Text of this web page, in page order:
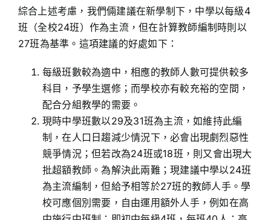
綜合上述考慮，我們倆建議在新學制下，中學以每級4
班（全校24班）作為主流，但在計算教師編制時則以
27班為基準。這項建議的好處如下：
每級班數較為適中，相應的教師人數可提供較多
科目，予學生選修；而學校亦有較充裕的空間，
配合分組教學的需要。
現時中學班數以29及31班為主流，如維持此編
制，在人口日趨減少情況下，必會出現劇烈惡性
競爭情況；但若改為24班或18班，則又會出現大
批超額教師。為解決此兩難；現建議中學以24班
為主流編制，但給予相等於27班的教師人手。學
校可應個別需要，自由運用額外人手，例如在高